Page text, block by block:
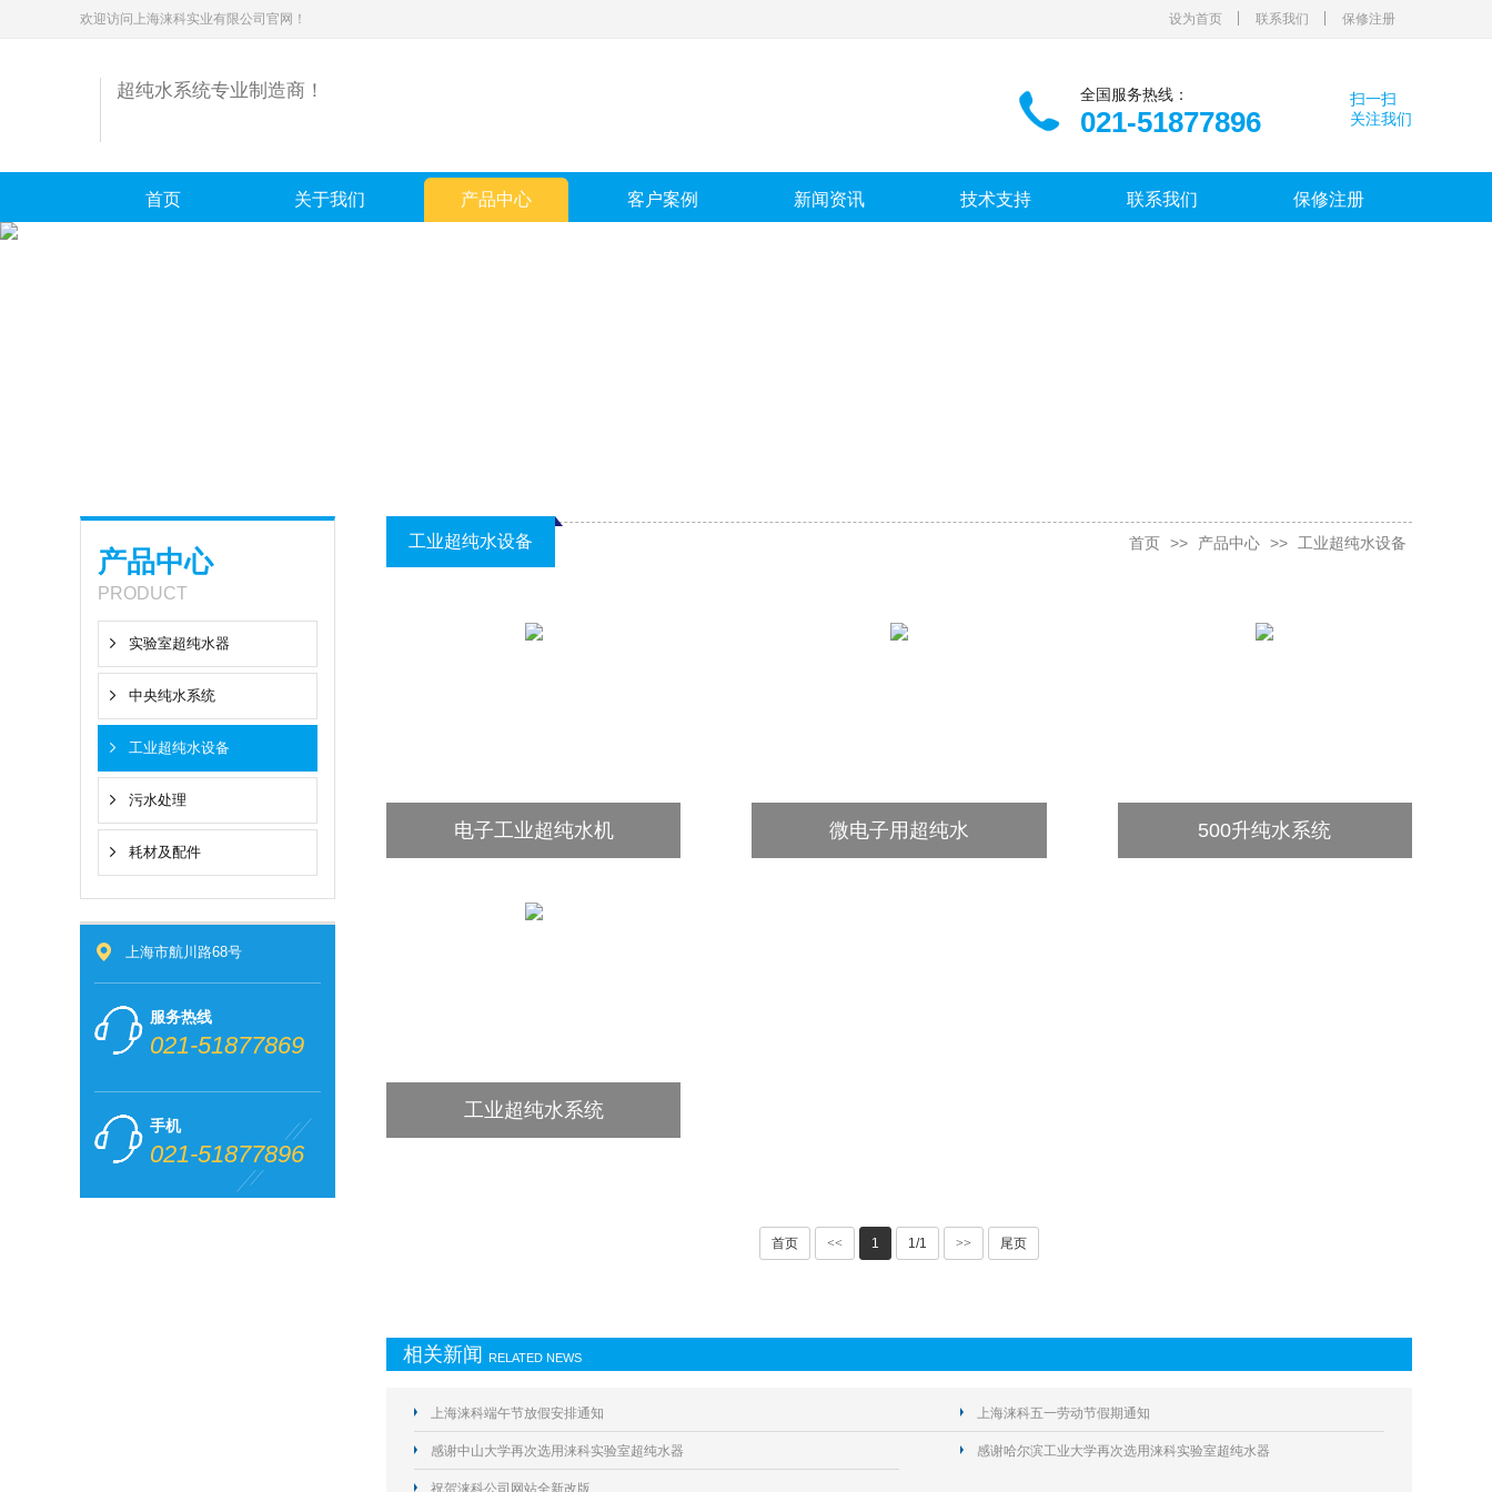
欢迎访问上海涞科实业有限公司官网！ 设为首页 联系我们 保修注册
超纯水系统专业制造商！
扫一扫
关注我们
全国服务热线：
021-51877896
首页 关于我们 产品中心 客户案例 新闻资讯 技术支持 联系我们 保修注册
产品中心
PRODUCT
实验室超纯水器
中央纯水系统
工业超纯水设备
污水处理
耗材及配件
上海市航川路68号
服务热线
021-51877869
手机
021-51877896
工业超纯水设备 首页 >> 产品中心 >> 工业超纯水设备
电子工业超纯水机 微电子用超纯水 500升纯水系统
工业超纯水系统
首页 << 1 1/1 >> 尾页
相关新闻 RELATED NEWS
上海涞科端午节放假安排通知 上海涞科五一劳动节假期通知
感谢中山大学再次选用涞科实验室超纯水器 感谢哈尔滨工业大学再次选用涞科实验室超纯水器
祝贺涞科公司网站全新改版